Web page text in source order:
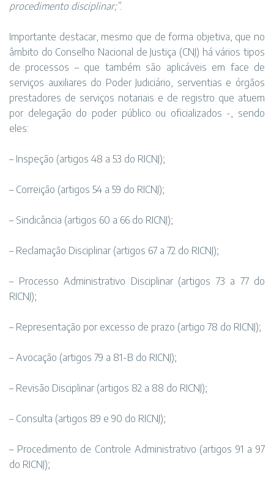
procedimento disciplinar;”.
Importante destacar, mesmo que de forma objetiva, que no
âmbito do Conselho Nacional de Justiça (CNJ) há vários tipos
de processos – que também são aplicáveis em face de
serviços auxiliares do Poder Judiciário, serventias e órgãos
prestadores de serviços notariais e de registro que atuem
por delegação do poder público ou oficializados -, sendo
eles:
– Inspeção (artigos 48 a 53 do RICNJ);
– Correição (artigos 54 a 59 do RICNJ);
– Sindicância (artigos 60 a 66 do RICNJ);
– Reclamação Disciplinar (artigos 67 a 72 do RICNJ);
– Processo Administrativo Disciplinar (artigos 73 a 77 do
RICNJ);
– Representação por excesso de prazo (artigo 78 do RICNJ);
– Avocação (artigos 79 a 81-B do RICNJ);
– Revisão Disciplinar (artigos 82 a 88 do RICNJ);
– Consulta (artigos 89 e 90 do RICNJ);
– Procedimento de Controle Administrativo (artigos 91 a 97
do RICNJ);